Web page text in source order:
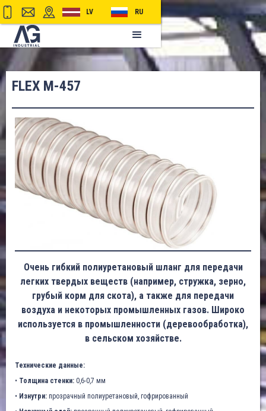
LV RU
FLEX M-457
Очень гибкий полиуретановый шланг для передачи
легких твердых веществ (например, стружка, зерно,
грубый корм для скота), а также для передачи
воздуха и некоторых промышленных газов. Широко
используется в промышленности (деревообработка),
в сельском хозяйстве.
Технические данные:
• Толщина стенки: 0,6-0,7 мм
• Изнутри: прозрачный полиуретановый, гофрированный